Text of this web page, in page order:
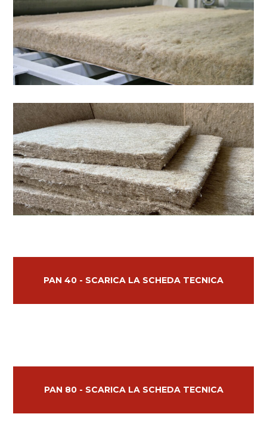
PAN 40 - SCARICA LA SCHEDA TECNICA
PAN 80 - SCARICA LA SCHEDA TECNICA